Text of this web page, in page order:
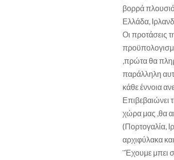
βορρά
Ελλάδα,
Οι προτάσεις
,πρώτα θα
παράλληλη
κάθε έννοια
Επιβεβαιώνει
χώρα μας ,θα
(Πορτογαλία,
αρχιφύλακα
¨Έχουμε μπει